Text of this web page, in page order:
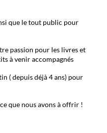
que le tout public pour
passion pour les livres et
à venir accompagnés
( depuis déjà 4 ans) pour
que nous avons à offrir !